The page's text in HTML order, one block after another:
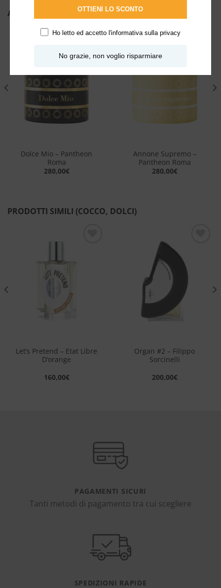
ALTRI PRODOTTI DI PANTHEON ROMA
Aggiungi
desideri
Dolce Mio – Pantheon
Roma
280,00€
Annone Supremo –
Pantheon Roma
280,00€
PRODOTTI SIMILI (COCCO, DOLCI)
Let’s Pretend – Etat Libre
D’orange
160,00€
alla lista
Organ #2 – Filippo
Sorcinelli
200,00€
PAGAMENTI SICURI
Tanti metodi di pagamento tra cui scegliere
SPEDIZIONI RAPIDE
OTTIENI LO SCONTO
Ho letto ed accetto l'informativa sulla privacy
No grazie, non voglio risparmiare